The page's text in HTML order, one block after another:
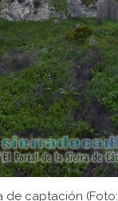
de captación (Foto: